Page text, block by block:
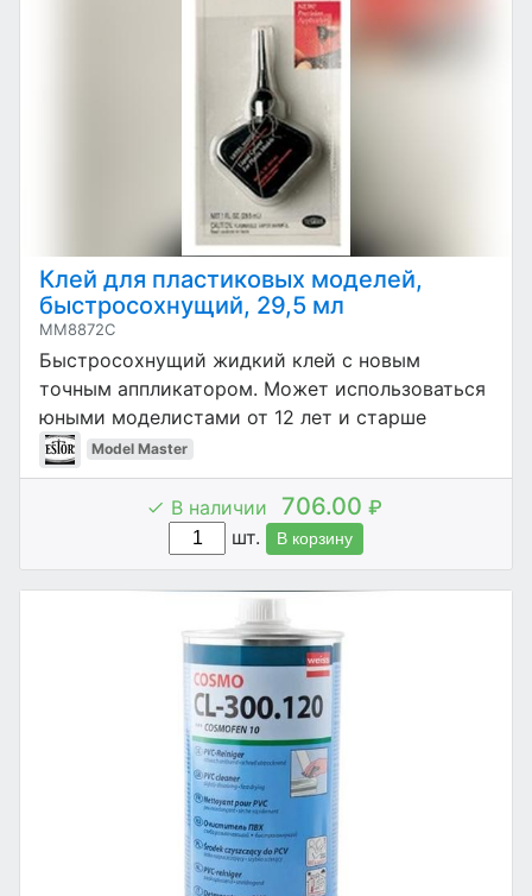
Клей для пластиковых моделей,
быстросохнущий, 29,5 мл
MM8872C
Быстросохнущий жидкий клей с новым
точным аппликатором. Может использоваться
юными моделистами от 12 лет и старше
Model Master
В наличии 706.00 ₽
шт.
В корзину